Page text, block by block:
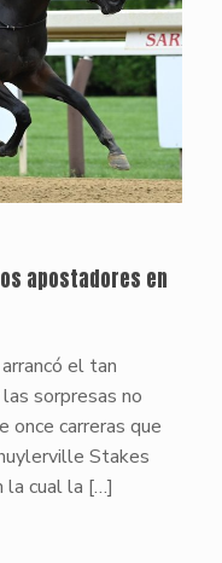
apostadores en
el tan
sorpresas no
once carreras que
Stakes
la cual la […]